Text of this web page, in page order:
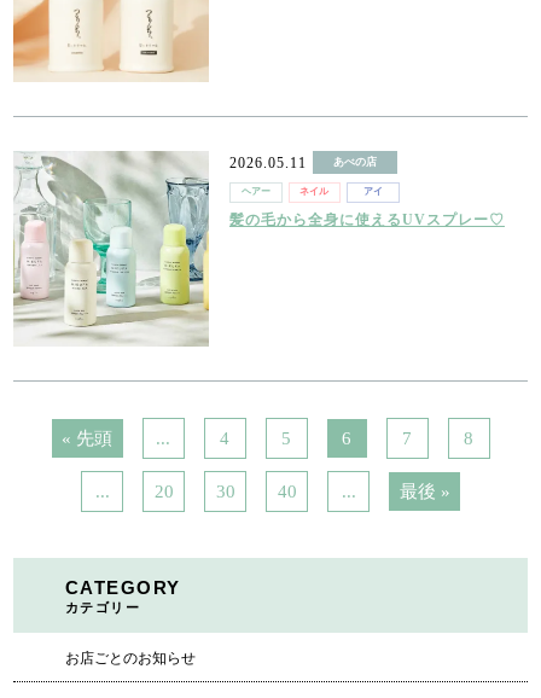
2026.05.11 あべの店
ヘアー ネイル アイ
髪の毛から全身に使えるUVスプレー♡
« 先頭 ... 4 5 6 7 8
... 20 30 40 ... 最後 »
CATEGORY
カテゴリー
お店ごとのお知らせ